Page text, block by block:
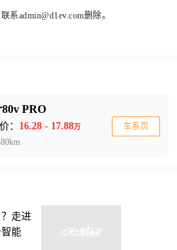
admin@d1ev.com删除。
PRO
： 16.28 - 17.88万 车系页
走进
能